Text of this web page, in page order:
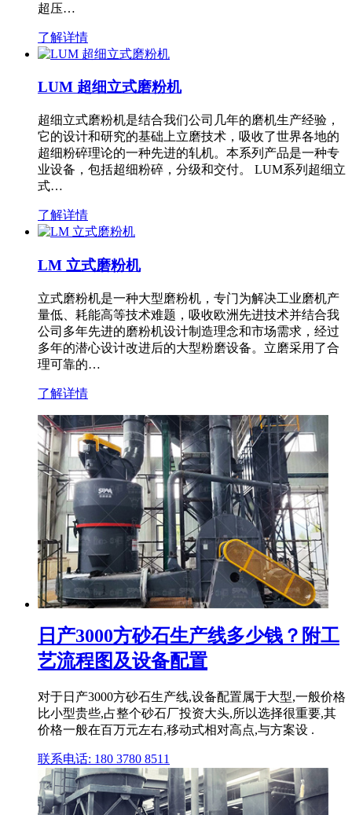
超压…
了解详情
LUM 超细立式磨粉机
超细立式磨粉机是结合我们公司几年的磨机生产经验，
它的设计和研究的基础上立磨技术，吸收了世界各地的
超细粉碎理论的一种先进的轧机。本系列产品是一种专
业设备，包括超细粉碎，分级和交付。 LUM系列超细立
式…
了解详情
LM 立式磨粉机
立式磨粉机是一种大型磨粉机，专门为解决工业磨机产
量低、耗能高等技术难题，吸收欧洲先进技术并结合我
公司多年先进的磨粉机设计制造理念和市场需求，经过
多年的潜心设计改进后的大型粉磨设备。立磨采用了合
理可靠的…
了解详情
日产3000方砂石生产线多少钱？附工
艺流程图及设备配置
对于日产3000方砂石生产线,设备配置属于大型,一般价格
比小型贵些,占整个砂石厂投资大头,所以选择很重要,其
价格一般在百万元左右,移动式相对高点,与方案设 .
联系电话: 180 3780 8511